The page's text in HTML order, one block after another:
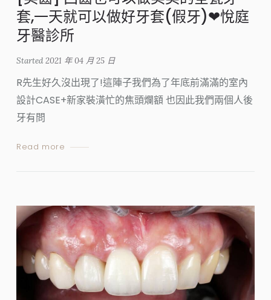
套,一天就可以做好牙套(假牙)❤悅庭
牙醫診所
Started2021 年 04 月 25 日
R先生好久沒出現了!這陣子我們為了年底前滿滿的室內
設計CASE+新家裝潢忙的焦頭爛額 也因此我們兩個人後
牙有問
Read more